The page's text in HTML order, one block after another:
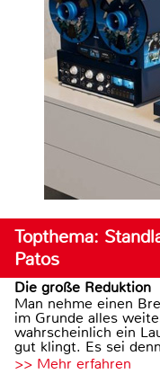
Topthema:
Patos
Die große Reduktion
Man nehme einen
im Grunde alles
wahrscheinlich ein
gut klingt. Es sei
>> Mehr erfahren